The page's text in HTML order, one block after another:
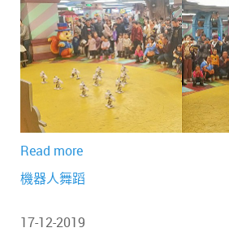
Read more
機器人舞蹈
17-12-2019